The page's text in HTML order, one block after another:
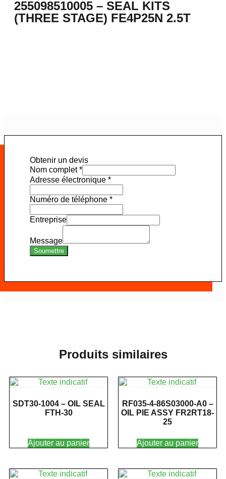
255098510005 – SEAL KITS
(THREE STAGE) FE4P25N 2.5T
Obtenir un devis
Nom complet*
Adresse électronique *
Numéro de téléphone *
Entreprise
Message
Soumettre
Produits similaires
SDT30-1004 – OIL SEAL
FTH-30
Ajouter au panier
RF035-4-86S03000-A0 –
OIL PIE ASSY FR2RT18-
25
Ajouter au panier